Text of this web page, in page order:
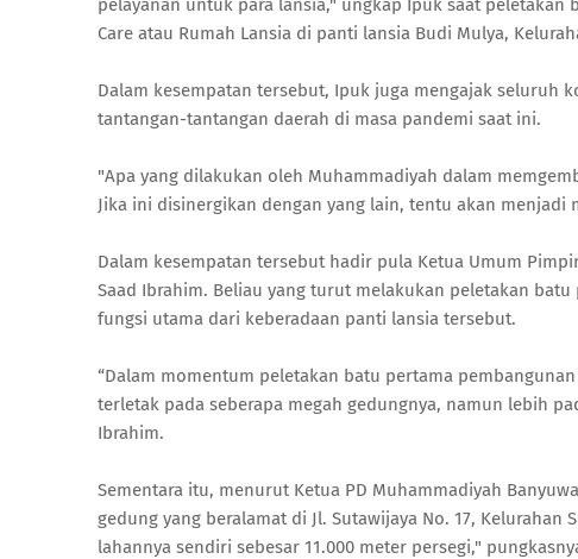
Care atau Rumah Lansia di panti lansia Budi Mulya,
Dalam kesempatan tersebut, Ipuk juga mengajak seluruh
tantangan-tantangan daerah di masa pandemi saat ini.
"Apa yang dilakukan oleh Muhammadiyah dalam
Jika ini disinergikan dengan yang lain, tentu akan menjadi
Dalam kesempatan tersebut hadir pula Ketua Umum
Saad Ibrahim. Beliau yang turut melakukan peletakan
fungsi utama dari keberadaan panti lansia tersebut.
“Dalam momentum peletakan batu pertama
terletak pada seberapa megah gedungnya, namun lebih
Ibrahim.
Sementara itu, menurut Ketua PD Muhammadiyah
gedung yang beralamat di Jl. Sutawijaya No. 17,
lahannya sendiri sebesar 11.000 meter persegi,"